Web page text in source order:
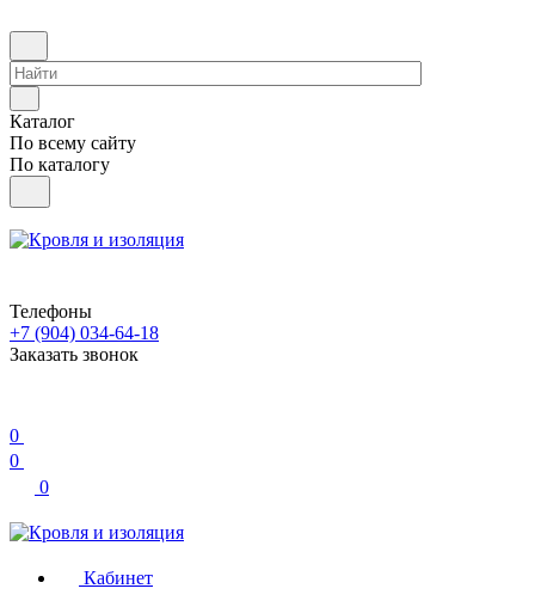
Каталог
По всему сайту
По каталогу
Телефоны
+7 (904) 034-64-18
Заказать звонок
0
0
0
Кабинет